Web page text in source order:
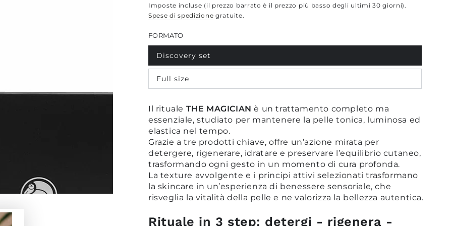
regolare
Imposte incluse (il prezzo barrato è il prezzo più basso degli ultimi 30 giorni).
Spese di spedizione gratuite.
FORMATO
Discovery set
Variante
esaurita
o
non
disponibile
Full size
Variante
esaurita
disponibile
Il rituale THE MAGICIAN è un trattamento completo ma
essenziale, studiato per mantenere la pelle tonica, luminosa ed
elastica nel tempo.
Grazie a tre prodotti chiave, offre un’azione mirata per
detergere, rigenerare, idratare e preservare l’equilibrio cutaneo,
trasformando ogni gesto in un momento di cura profonda.
La texture avvolgente e i principi attivi selezionati trasformano
la skincare in un’esperienza di benessere sensoriale, che
risveglia la vitalità della pelle e ne valorizza la bellezza autentica.
Rituale in 3 step: detergi - rigenera -